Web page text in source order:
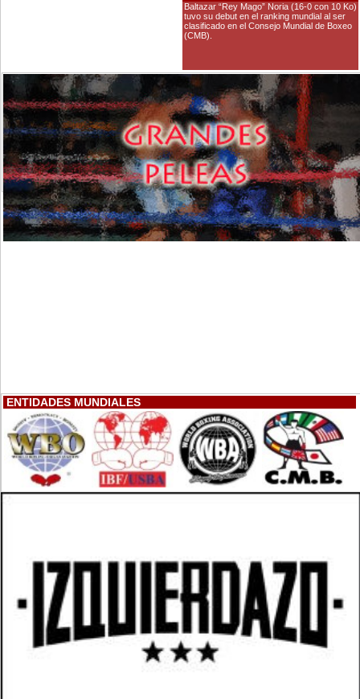
Baltazar “Rey Mago” Noria (16-0 con 10 Ko)
tuvo su debut en el ranking mundial al ser
clasificado en el Consejo Mundial de Boxeo
(CMB).
ENTIDADES MUNDIALES